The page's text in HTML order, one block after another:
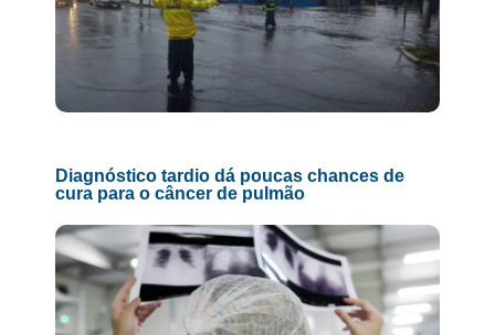
Diagnóstico tardio dá poucas chances de
cura para o câncer de pulmão